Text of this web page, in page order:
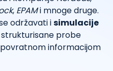
, EPAMi mnoge druge.
održavati isimulacije
strukturisane probe
informacijom